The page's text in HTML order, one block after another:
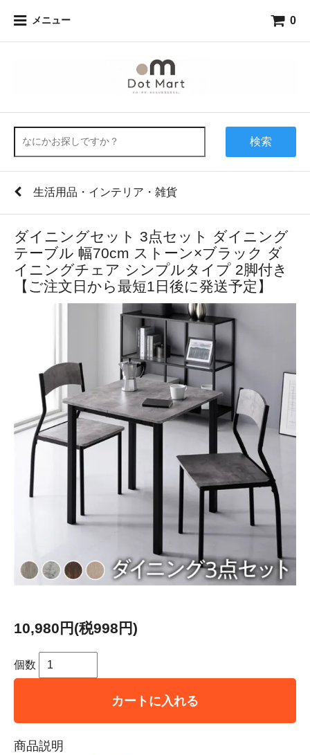
メニュー 0
検索
生活用品・インテリア・雑貨
ダイニングセット 3点セット ダイニング
テーブル 幅70cm ストーン×ブラック ダ
イニングチェア シンプルタイプ 2脚付き
【ご注文日から最短1日後に発送予定】
10,980円(税998円)
個数
カートに入れる
商品説明